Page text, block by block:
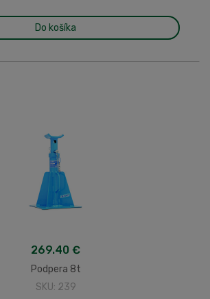
Do košíka
269.40 €
Podpera 8t
SKU: 239